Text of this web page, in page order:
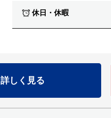
休日・休暇
詳しく見る